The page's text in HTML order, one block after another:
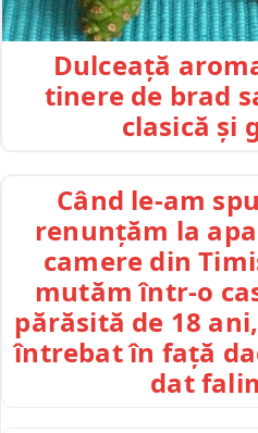
Dulceață
tinere de brad
clasică și
Când le-am
renunțăm la
camere din
mutăm într-o
părăsită de 18
întrebat în față
dat